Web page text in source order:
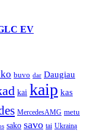
EV
buvo dar Daugiau
kai kaip kas
MercedesAMG metu
sako savo tai Ukrainą